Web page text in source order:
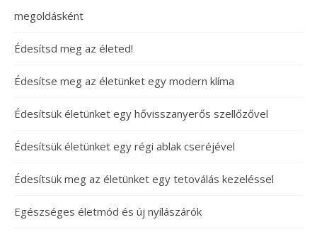
megoldásként
Édesítsd meg az életed!
Édesítse meg az életünket egy modern klíma
Édesítsük életünket egy hővisszanyerős szellőzővel
Édesítsük életünket egy régi ablak cseréjével
Édesítsük meg az életünket egy tetoválás kezeléssel
Egészséges életmód és új nyílászárók